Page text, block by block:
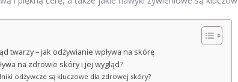
twarzy – jak odżywianie wpływa na skórę
na zdrowie skóry i jej wygląd?
odżywcze są kluczowe dla zdrowej skóry?